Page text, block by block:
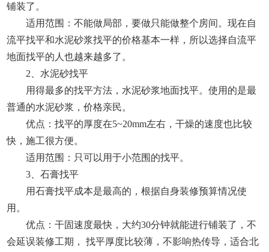
铺装了。
适用范围：不能做局部，要做只能做整个房间。现在自
流平找平和水泥砂浆找平的价格基本一样，所以选择自流平
地面找平的人也越来越多了。
2、水泥砂找平
用得最多的找平方法，水泥砂浆地面找平。使用的是最
普通的水泥砂浆，价格亲民。
优点：找平的厚度在5~20mm左右，干燥的速度也比较
快，施工很方便。
适用范围：只可以用于小范围的找平。
3、石膏找平
用石膏找平成本是最高的，根据自身装修预算情况使
用。
优点：干固速度最快，大约30分钟就能进行铺装了，不
会延误装修工期， 找平厚度比较薄，不影响热传导，适合北